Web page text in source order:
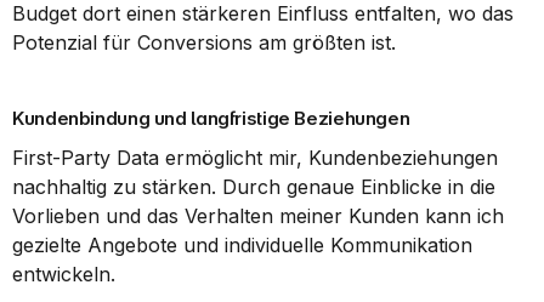
Budget dort einen stärkeren Einfluss entfalten, wo das
Potenzial für Conversions am größten ist.
Kundenbindung und langfristige Beziehungen
First-Party Data ermöglicht mir, Kundenbeziehungen
nachhaltig zu stärken. Durch genaue Einblicke in die
Vorlieben und das Verhalten meiner Kunden kann ich
gezielte Angebote und individuelle Kommunikation
entwickeln.